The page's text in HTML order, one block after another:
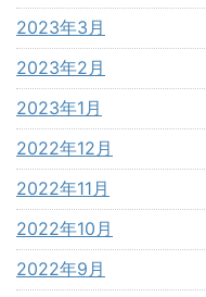
2023年3月
2023年2月
2023年1月
2022年12月
2022年11月
2022年10月
2022年9月